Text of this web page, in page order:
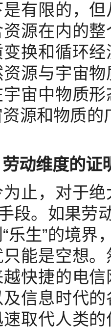
有限的，
资源在内的
换和循环
源与宇宙
宙中物质
源和物质的
劳动维度的证
，对于绝
段。如果劳
乐生”的境界
能是空想
快捷的电
信息时代
取代人类